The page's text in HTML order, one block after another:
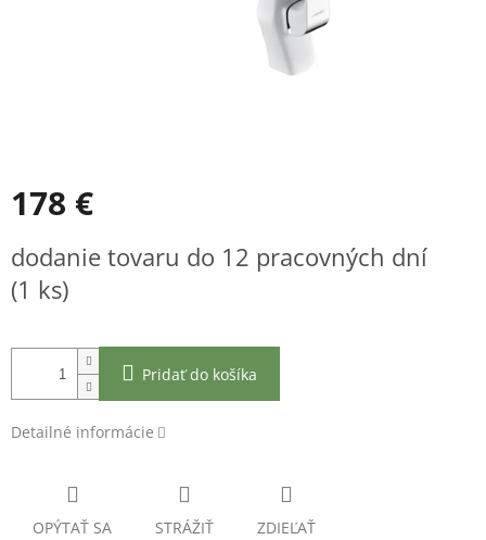
178 €
cena:
dodanie tovaru do 12 pracovných dní
(1 ks)
Pridať do košíka
Detailné informácie
OPÝTAŤ SA STRÁŽIŤ ZDIEĽAŤ